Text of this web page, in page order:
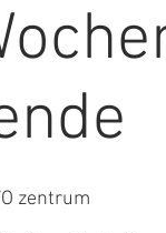
zentrum